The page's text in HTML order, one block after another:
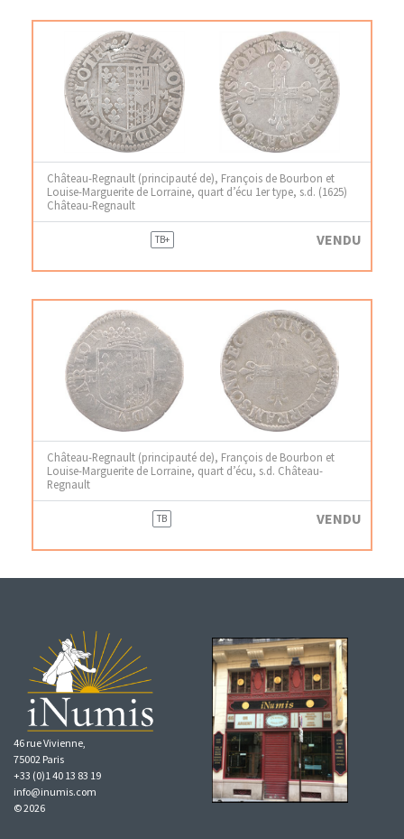
Château-Regnault (principauté de), François de Bourbon et
Louise-Marguerite de Lorraine, quart d’écu 1er type, s.d. (1625)
Château-Regnault
TB+ VENDU
Château-Regnault (principauté de), François de Bourbon et
Louise-Marguerite de Lorraine, quart d’écu, s.d. Château-
Regnault
TB VENDU
46 rue Vivienne,
75002 Paris
+33 (0)1 40 13 83 19
info@inumis.com
© 2026